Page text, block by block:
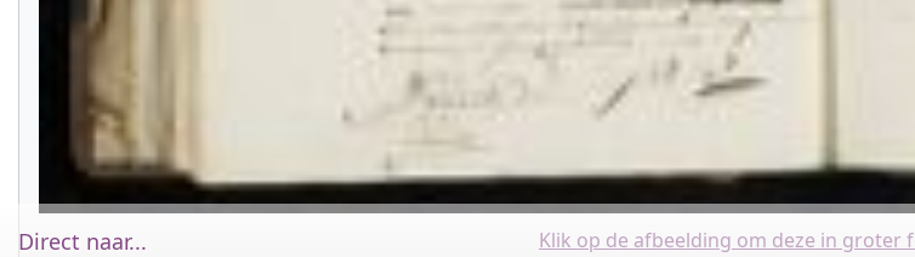
Klik op de afbeelding om deze in groter
Direct naar...